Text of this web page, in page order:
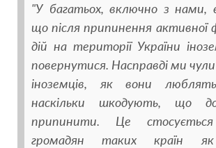
"У багатьох, включно з нами, є
що після припинення активної
дій на території України
повернутися. Насправді ми чули
іноземців, як вони
наскільки шкодують, що
припинити. Це
громадян таких країн